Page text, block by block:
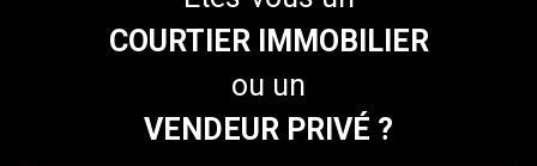
COURTIER IMMOBILIER
ou un
VENDEUR PRIVÉ ?